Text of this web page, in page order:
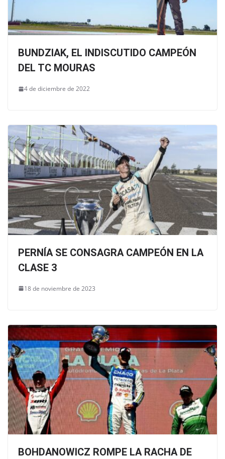
BUNDZIAK, EL INDISCUTIDO CAMPEÓN
DEL TC MOURAS
4 de diciembre de 2022
PERNÍA SE CONSAGRA CAMPEÓN EN LA
CLASE 3
18 de noviembre de 2023
BOHDANOWICZ ROMPE LA RACHA DE